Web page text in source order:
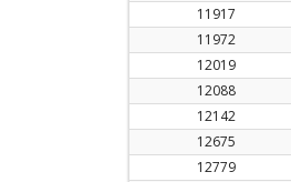
11917
11972
12019
12088
12142
12675
12779